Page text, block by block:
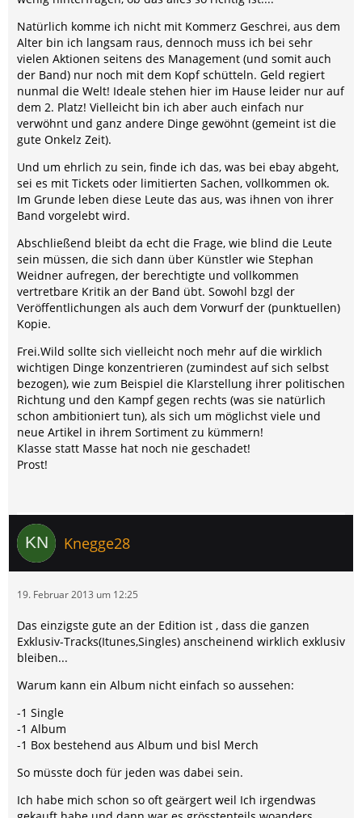
Natürlich komme ich nicht mit Kommerz Geschrei, aus dem
Alter bin ich langsam raus, dennoch muss ich bei sehr
vielen Aktionen seitens des Management (und somit auch
der Band) nur noch mit dem Kopf schütteln. Geld regiert
nunmal die Welt! Ideale stehen hier im Hause leider nur auf
dem 2. Platz! Vielleicht bin ich aber auch einfach nur
verwöhnt und ganz andere Dinge gewöhnt (gemeint ist die
gute Onkelz Zeit).
Und um ehrlich zu sein, finde ich das, was bei ebay abgeht,
sei es mit Tickets oder limitierten Sachen, vollkommen ok.
Im Grunde leben diese Leute das aus, was ihnen von ihrer
Band vorgelebt wird.
Abschließend bleibt da echt die Frage, wie blind die Leute
sein müssen, die sich dann über Künstler wie Stephan
Weidner aufregen, der berechtigte und vollkommen
vertretbare Kritik an der Band übt. Sowohl bzgl der
Veröffentlichungen als auch dem Vorwurf der (punktuellen)
Kopie.
Frei.Wild sollte sich vielleicht noch mehr auf die wirklich
wichtigen Dinge konzentrieren (zumindest auf sich selbst
bezogen), wie zum Beispiel die Klarstellung ihrer politischen
Richtung und den Kampf gegen rechts (was sie natürlich
schon ambitioniert tun), als sich um möglichst viele und
neue Artikel in ihrem Sortiment zu kümmern!
Klasse statt Masse hat noch nie geschadet!
Prost!
Knegge28
19. Februar 2013 um 12:25
Das einzigste gute an der Edition ist , dass die ganzen
Exklusiv-Tracks(Itunes,Singles) anscheinend wirklich exklusiv
bleiben...
Warum kann ein Album nicht einfach so aussehen:
-1 Single
-1 Album
-1 Box bestehend aus Album und bisl Merch
So müsste doch für jeden was dabei sein.
Ich habe mich schon so oft geärgert weil Ich irgendwas